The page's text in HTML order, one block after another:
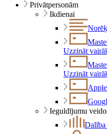
Privātpersonām
Ikdienai
Uzzināt
Uzzināt
Ieguldījumu
Dalība